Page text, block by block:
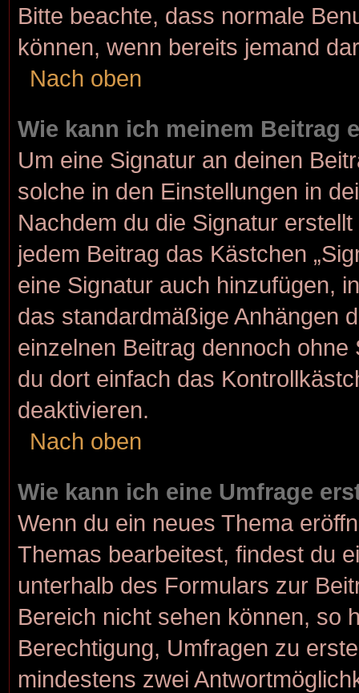
Bitte beachte, dass normale
können, wenn bereits jemand
Nach oben
Wie kann ich meinem Beitrag
Um eine Signatur an deinen
solche in den Einstellungen in
Nachdem du die Signatur
jedem Beitrag das Kästchen
eine Signatur auch hinzufügen,
das standardmäßige Anhängen
einzelnen Beitrag dennoch
du dort einfach das
deaktivieren.
Nach oben
Wie kann ich eine Umfrage
Wenn du ein neues Thema
Themas bearbeitest, findest du
unterhalb des Formulars zur
Bereich nicht sehen können, so
Berechtigung, Umfragen zu
mindestens zwei